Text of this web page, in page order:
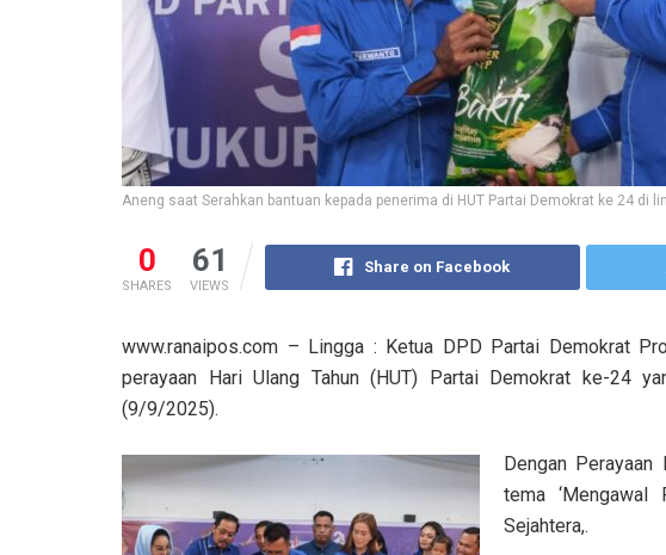
Aneng saat Serahkan bantuan kepada penerima di HUT Partai Demokrat ke 24 di
0
SHARES
61
VIEWS
Share on Facebook
www.ranaipos.com – Lingga : Ketua DPD Partai Demokrat
perayaan Hari Ulang Tahun (HUT) Partai Demokrat ke-24
(9/9/2025).
Dengan
tema ‘Mengawal
Sejahtera,.